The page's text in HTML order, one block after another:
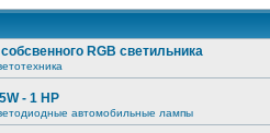
RGB светильника
- 1 HP
автомобильные лампы